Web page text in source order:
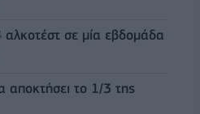
σε μία εβδομάδα
αποκτήσει το 1/3 της